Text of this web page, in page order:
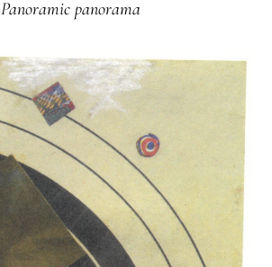
Panoramic panorama